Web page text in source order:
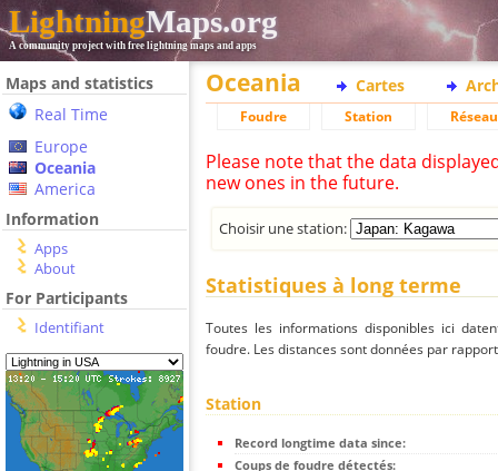
LightningMaps.org
A community project with free lightning maps and apps
Maps and statistics
Real Time
Europe
Oceania
America
Information
Apps
About
For Participants
Identifiant
Oceania Cartes
Foudre Station Réseau
Please note that the data
new ones in the future.
Choisir une station:
Statistiques à long terme
Toutes les informations disponibles ici
foudre. Les distances sont données par
Station
Record longtime data since:
Coups de foudre détectés: